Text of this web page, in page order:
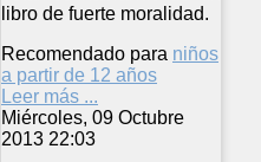
libro de fuerte moralidad.
Recomendado para niños
a partir de 12 años
Leer más ...
Miércoles, 09 Octubre
2013 22:03